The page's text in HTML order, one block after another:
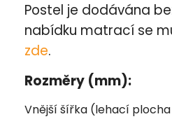
Postel je dodávána
nabídku matrací se
zde.
Rozměry (mm):
Vnější šířka (lehací